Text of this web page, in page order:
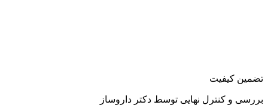
تضمین کیفیت
بررسی و کنترل نهایی توسط دکتر داروساز